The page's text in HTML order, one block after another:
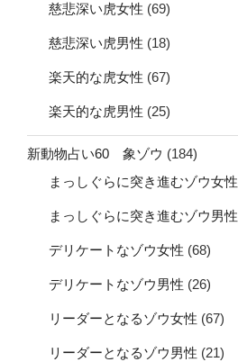
慈悲深い虎女性 (69)
慈悲深い虎男性 (18)
楽天的な虎女性 (67)
楽天的な虎男性 (25)
新動物占い60 象ゾウ (184)
まっしぐらに突き進むゾウ女性
まっしぐらに突き進むゾウ男性
デリケートなゾウ女性 (68)
デリケートなゾウ男性 (26)
リーダーとなるゾウ女性 (67)
リーダーとなるゾウ男性 (21)